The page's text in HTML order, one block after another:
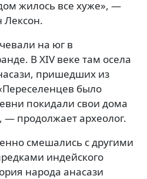
жилось все хуже», —
Лексон.
на юг в
В XIV веке там осела
пришедших из
было
покидали свои дома
— продолжает археолог.
смешались с другими
индейского
народа анасази